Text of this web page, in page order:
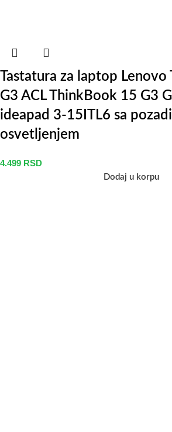
Tastatura za laptop
G3 ACL ThinkBook 15 G3
ideapad 3-15ITL6 sa
osvetljenjem
4.499 RSD
Dodaj u korpu